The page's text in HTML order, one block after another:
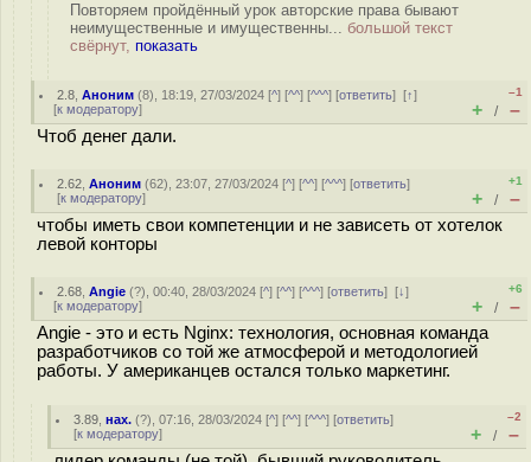
Повторяем пройдённый урок авторские права бывают
неимущественные и имущественны... большой текст
свёрнут, показать
2.8 ,Аноним (8), 18:19, 27/03/2024 [^] [^^] [^^^] [ответить][↑]
[к модератору]
–1
+ / –
Чтоб денег дали.
2.62 ,Аноним (62), 23:07, 27/03/2024 [^] [^^] [^^^] [ответить]
[к модератору]
+1
+ / –
чтобы иметь свои компетенции и не зависеть от хотелок
левой конторы
2.68 ,Angie (?), 00:40, 28/03/2024 [^] [^^] [^^^] [ответить][↓]
[к модератору]
+6
+ / –
Angie - это и есть Nginx: технология, основная команда
разработчиков со той же атмосферой и методологией
работы. У американцев остался только маркетинг.
3.89 ,нах. (?), 07:16, 28/03/2024 [^] [^^] [^^^] [ответить]
[к модератору]
–2
+ / –